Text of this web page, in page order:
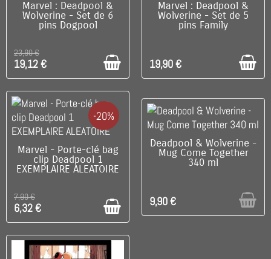
C'EST LE DERNIER !
Marvel : Deadpool &
Wolverine - Set de 6
pins Dogpool
23,90 €
19,12 €
C'EST LE DERNIER !
Marvel : Deadpool &
Wolverine - Set de 5
pins Family
19,90 €
-20%
DISPONIBLE
Marvel - Porte-clé bag
clip Deadpool 1
EXEMPLAIRE ALEATOIRE
7,90 €
6,32 €
RUPTURE DE STOCK
Deadpool & Wolverine -
Mug Come Together
340 ml
9,90 €